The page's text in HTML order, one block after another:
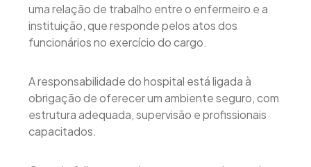
uma relação de trabalho entre o enfermeiro e a
instituição, que responde pelos atos dos
funcionários no exercício do cargo.
A responsabilidade do hospital está ligada à
obrigação de oferecer um ambiente seguro, com
estrutura adequada, supervisão e profissionais
capacitados.